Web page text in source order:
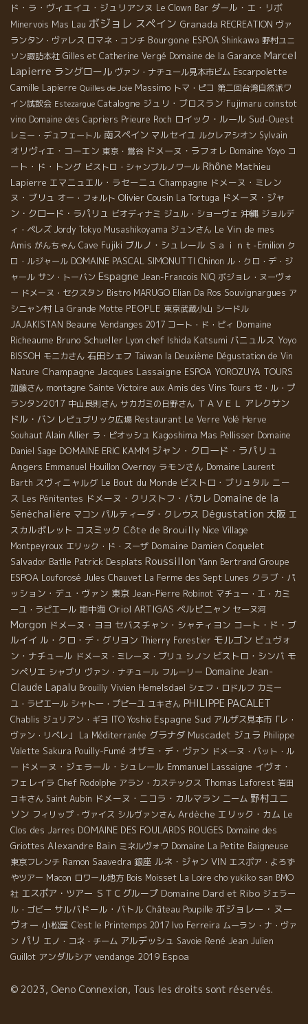
ド・ラ・ヴィエイユ・ジュリアンヌ Le Clown Bar ダール・エ・リボ
Minervois Mas Lau ボジョレ スペイン Granada RECREATION ヴァ
ランタン・ヴァレス ロマネ・コンチ Bourgone ESPOA Shinkawa 野村ユニ
ソン諏訪本社 Gilles et Catherine Vergé Domaine de la Garance Marcel
Lapierre ラングロール ヴァン・ナチュール見本市ビム Escarpolette
Camille Lapierre Quilles de Joie Massimo トマ・ピコ 第二回台湾自然派ワ
イン試飲会 Estezargue Catalogne ジュリ・ブロスラン Fujimaru coinstot
vino Domaine des Capriers Prieure Roch ロイック・ルール Sud-Ouest
レミー・デュフェートル 南スペイン マルセイユ ルクレアシオン Sylvain
オリヴィエ・コーエン 東京・鴬谷 ドメーヌ・ラフォレ Domaine Yoyo コ
ート・ド・トング ビストロ・シャンブルノワール Rhône Mathieu
Lapierre エマニュエル・ラセーニュ Champagne ドメーヌ・ミレン
ヌ・ブリュ オー・フォルト Olivier Cousin La Tortuga ドメーヌ・ジャ
ン・クロード・ラパリュ ビオディナミ ジュル・ショーヴェ 沖縄 ジョルデ
ィ・ペレズ Jordy Tokyo Musashikoyama ジュンさん Le Vin de mes
Amis がんちゃん Cave Fujiki ブルノ・シュレール Ｓａｉｎｔ-Emilion ク
ロ・ルジャール DOMAINE PASCAL SIMONUTTI Chinon ル・クロ・デ・ジ
ャール サン・トーバン Espagne Jean-Francois NIQ ボジョレ・ヌーヴォ
ー ドメーヌ・セクスタン Bistro MARUGO Elian Da Ros Souvignargues ア
シニャン村 La Grande Motte PEOPLE 東京武蔵小山 シードル
JAJAKISTAN Beaune Vendanges 2017 コート・ド・ピィ Domaine
Richeaume Bruno Schueller Lyon chef Ishida Katsumi バニュルス Yoyo
BISSOH モニカさん 石田シェフ Taiwan la Deuxième Dégustation de Vin
Nature Champagne Jacques Lassaigne ESPOA YOROZUYA TOURS
加藤さん montagne Sainte Victoire aux Amis des Vins Tours セ・ル・プ
ランタン2017 中山良則さん サカガミの日野さん ＴＡＶＥＬ アレクサン
ドル・バン レピュブリック広場 Restaurant Le Verre Volé Herve
Souhaut Alain Allier ラ・ピオッシュ Kagoshima Mas Pellisser Domaine
Daniel Sage DOMAINE ERIC KAMM ジャン・クロード・ラパリュ
Angers Emmanuel Houillon Overnoy ラモンさん Domaine Laurent
Barth スヴィニャルグ Le Bout du Monde ビストロ・ブリュタル ニー
ス Les Pénitentes ドメーヌ・クリストフ・パカレ Domaine de la
Sénèchalière マコン パルティーダ・クレウス Dégustation 大阪 エ
スカルポレット コスミック Côte de Brouilly Nice Village
Montpeyroux エリック・ド・スーザ Domaine Damien Coquelet
Salvador Batlle Patrick Desplats Roussillon Yann Bertrand Groupe
ESPOA Louforosé Jules Chauvet La Ferme des Sept Lunes クラブ・パ
ッション・デュ・ヴァン 東京 Jean-Pierre Robinot マチュー・エ・カミ
ーユ・ラピエール 地中海 Oriol ARTIGAS ペルピニャン セーヌ河
Morgon ドメーヌ・ヨヨ セバスチャン・シャティヨン コート・ド・ブ
ルイイ ル・クロ・デ・グリヨン Thierry Forestier モルゴン ビュヴォ
ン・ナチュール ドメーヌ・ミレーヌ・ブリュ シノン ビストロ・シンバ モ
ンペリエ シャブリ ヴァン・ナチュール フルーリー Domaine Jean-
Claude Lapalu Brouilly Vivien Hemelsdael シェフ・ロドルフ カミー
ユ・ラピエール シャトー・プピーユ ユキさん PHILIPPE PACALET
Chablis ジュリアン・ギヨ ITO Yoshio Espagne Sud アルザス見本市「レ・
ヴァン・リベレ」
La Méditerranée グラナダ Muscadet ジュラ Philippe
Valette Sakura Pouilly-Fumé オザミ・デ・ヴァン ドメーヌ・パット・ル
ー ドメーヌ・ジェラール・シュレール Emmanuel Lassaigne イヴォ・
フェレイラ Chef Rodolphe アラン・カステックス Thomas Laforest 岩田
コキさん Saint Aubin ドメーヌ・ニコラ・カルマラン ニーム 野村ユニ
ソン フィリップ・ヴァイス シルヴァンさん Ardèche エリック・カム Le
Clos des Jarres DOMAINE DES FOULARDS ROUGES Domaine des
Griottes Alexandre Bain ミネルヴォワ Domaine La Petite Baigneuse
東京フレンチ Ramon Saavedra 銀座 ルネ・ジャン VIN エスポア・よろず
やツアー Macon ロワール地方 Bois Moisset La Loire cho yukiko san BMO
社 エスポア・ツアー ＳＴＣグループ Domaine Dard et Ribo ジェラー
ル・ゴビー サルバドール・バトル Château Poupille ボジョレー・ヌー
ヴォー 小松屋 C'est le Printemps 2017 Ivo Ferreira ムーラン・ナ・ヴァ
ン パリ エノ・コネ・チーム アルデッシュ Savoie René Jean Julien
Guillot アンダルシア vendange 2019 Espoa
© 2023, Oeno Connexion, Tous les droits sont réservés.